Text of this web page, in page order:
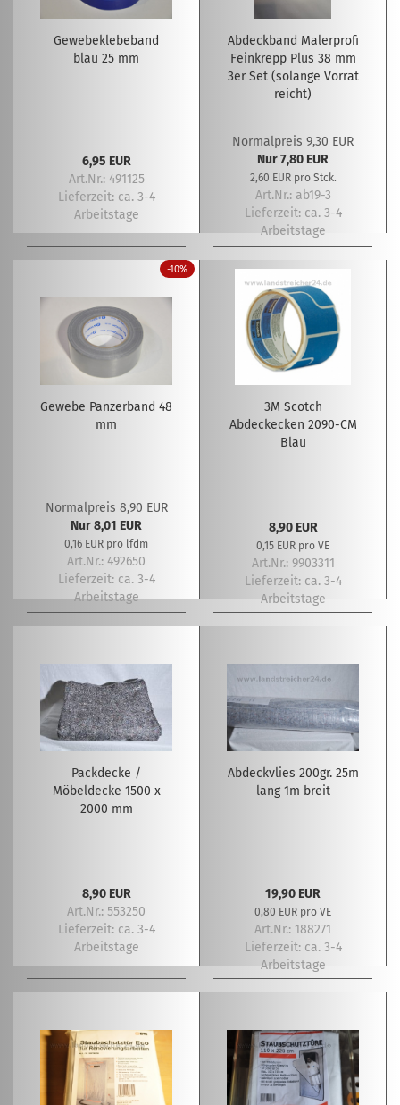
Gewebeklebeband
blau 25 mm
6,95 EUR
Art.Nr.: 491125
Lieferzeit: ca. 3-4
Arbeitstage
Abdeckband Malerprofi
Feinkrepp Plus 38 mm
3er Set (solange Vorrat
reicht)
Normalpreis 9,30 EUR
Nur 7,80 EUR
2,60 EUR pro Stck.
Art.Nr.: ab19-3
Lieferzeit: ca. 3-4
Arbeitstage
-10%
Gewebe Panzerband 48
mm
Normalpreis 8,90 EUR
Nur 8,01 EUR
0,16 EUR pro lfdm
Art.Nr.: 492650
Lieferzeit: ca. 3-4
Arbeitstage
3M Scotch
Abdeckecken 2090-CM
Blau
8,90 EUR
0,15 EUR pro VE
Art.Nr.: 9903311
Lieferzeit: ca. 3-4
Arbeitstage
Packdecke /
Möbeldecke 1500 x
2000 mm
8,90 EUR
Art.Nr.: 553250
Lieferzeit: ca. 3-4
Arbeitstage
Abdeckvlies 200gr. 25m
lang 1m breit
19,90 EUR
0,80 EUR pro VE
Art.Nr.: 188271
Lieferzeit: ca. 3-4
Arbeitstage